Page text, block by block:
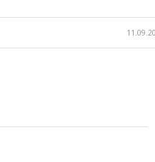
/